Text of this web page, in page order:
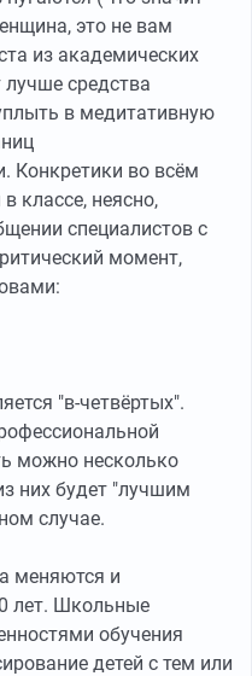
это не вам
из академических
средства
в медитативную
Конкретики во всём
классе, неясно,
специалистов с
момент,
"в-четвёртых".
можно несколько
них будет "лучшим
случае.
меняются и
лет. Школьные
обучения
детей с тем или